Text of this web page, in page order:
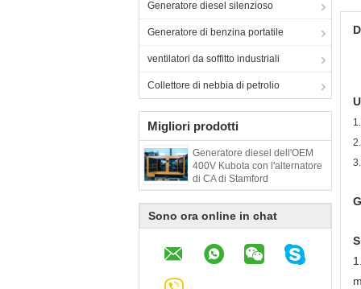
Generatore diesel silenzioso
Generatore di benzina portatile
ventilatori da soffitto industriali
Collettore di nebbia di petrolio
Migliori prodotti
Generatore diesel dell'OEM
400V Kubota con l'alternatore
di CA di Stamford
Sono ora online in chat